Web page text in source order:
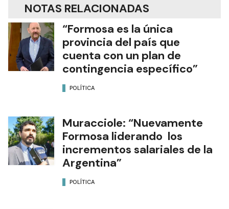
NOTAS RELACIONADAS
“Formosa es la única
provincia del país que
cuenta con un plan de
contingencia específico”
POLÍTICA
Muracciole: “Nuevamente
Formosa liderando los
incrementos salariales de la
Argentina”
POLÍTICA